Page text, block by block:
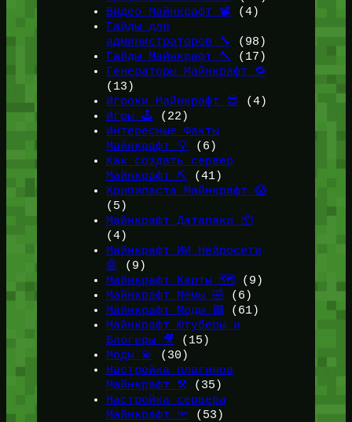
Видео Майнкрафт 📽️ (4)
Гайды для
администраторов 🔧
(98)
Гайды Майнкрафт 🔨
(17)
Генераторы Майнкрафт 🔁
(13)
Игроки Майнкрафт 😎 (4)
Игры 🕹️ (22)
Интересные Факты
Майнкрафт 💡(6)
Как создать сервер
Майнкрафт ⛏️ (41)
Крипипаста Майнкрафт 😱
(5)
Майнкрафт Датапаки 📦
(4)
Майнкрафт ИИ Нейросети
🤖
(9)
Майнкрафт Карты 🗺️ (9)
Майнкрафт Мемы 🤣 (6)
Майнкрафт Моды 🟩
(61)
Майнкрафт Ютуберы и
Блогеры 🎥
(15)
Моды 💫
(30)
Настройка плагинов
Майнкрафт ⚒️(35)
Настройка сервера
Майнкрафт 🔦 (53)